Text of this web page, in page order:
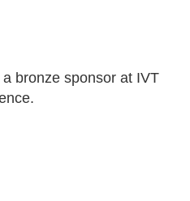
bronze sponsor at IVT